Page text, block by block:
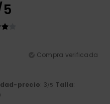
Compra verificada
precio: 3/5 Talla: